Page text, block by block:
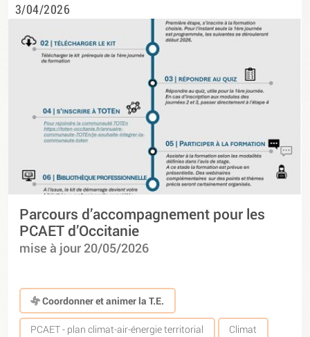
3/04/2026
Parcours d’accompagnement pour les
PCAET d’Occitanie
mise à jour 20/05/2026
Coordonner et animer la T.E.
PCAET - plan climat-air-énergie territorial Climat